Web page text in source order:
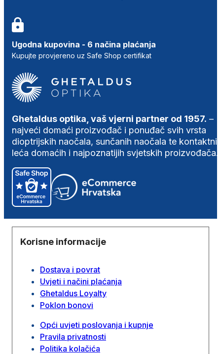
Ugodna kupovina - 6 načina plaćanja
Kupujte provjereno uz Safe Shop certifikat
Ghetaldus optika, vaš vjerni partner od 1957. –
najveći domaći proizvođač i ponuđač svih vrsta
dioptrijskih naočala, sunčanih naočala te
leća domaćih i najpoznatijih svjetskih proizvođača.
Korisne informacije
Dostava i povrat
Uvjeti i načini plaćanja
Ghetaldus Loyalty
Poklon bonovi
Opći uvjeti poslovanja i kupnje
Pravila privatnosti
Politika kolačića